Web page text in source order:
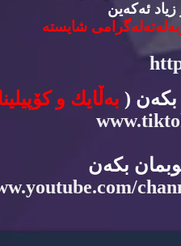
ئه‌كه‌ین
شایسته‌
بكه‌ن ( به‌ڵایك و
بكه‌ن